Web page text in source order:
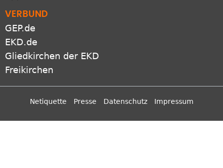
VERBUND
GEP.de
EKD.de
Gliedkirchen der EKD
Freikirchen
Netiquette Presse Datenschutz Impressum